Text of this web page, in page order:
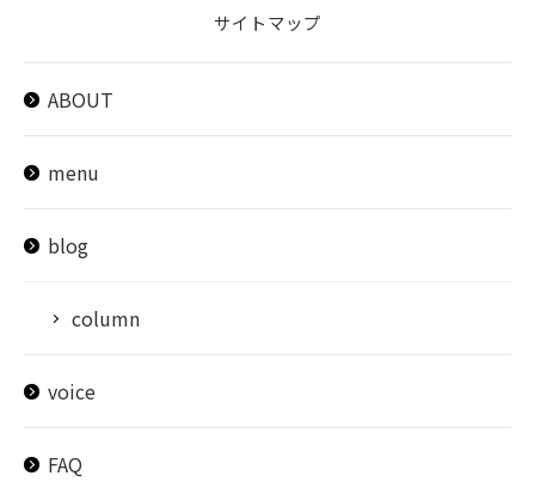
サイトマップ
ABOUT
menu
blog
column
voice
FAQ